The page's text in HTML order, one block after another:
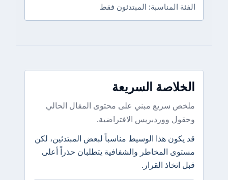
الفئة المناسبة: المبتدئون فقط
الخلاصة السريعة
ملخص سريع مبني على محتوى المقال الحالي
وحقول ووردبريس الافتراضية.
قد يكون هذا الوسيط مناسباً لبعض المبتدئين، لكن
مستوى المخاطر والشفافية يتطلبان حذراً أعلى
قبل اتخاذ القرار.